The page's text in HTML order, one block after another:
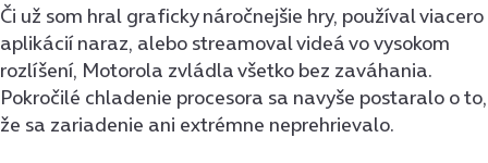
Či už som hral graficky náročnejšie hry, používal viacero
aplikácií naraz, alebo streamoval videá vo vysokom
rozlíšení, Motorola zvládla všetko bez zaváhania.
Pokročilé chladenie procesora sa navyše postaralo o to,
že sa zariadenie ani extrémne neprehrievalo.